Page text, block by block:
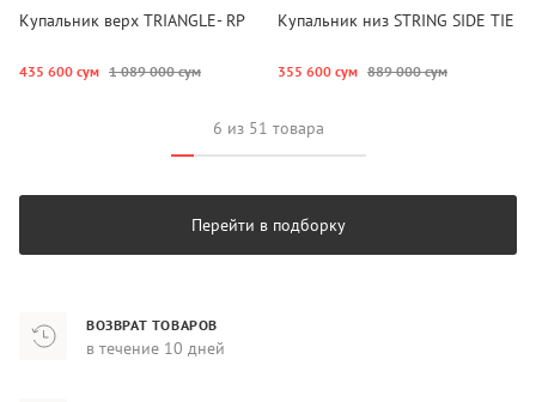
Купальник верх TRIANGLE- RP
435 600 сум 1 089 000 сум
Купальник низ STRING SIDE TIE
355 600 сум 889 000 сум
6 из 51 товара
Перейти в подборку
ВОЗВРАТ ТОВАРОВ
в течение 10 дней